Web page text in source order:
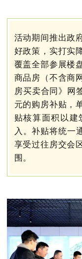
活动期间推出政
好政策，实打实
覆盖全部参展楼
商品房（不含商
房买卖合同》网
元的购房补贴，
贴核算面积以
入。补贴将统一
享受过往房交会
围。